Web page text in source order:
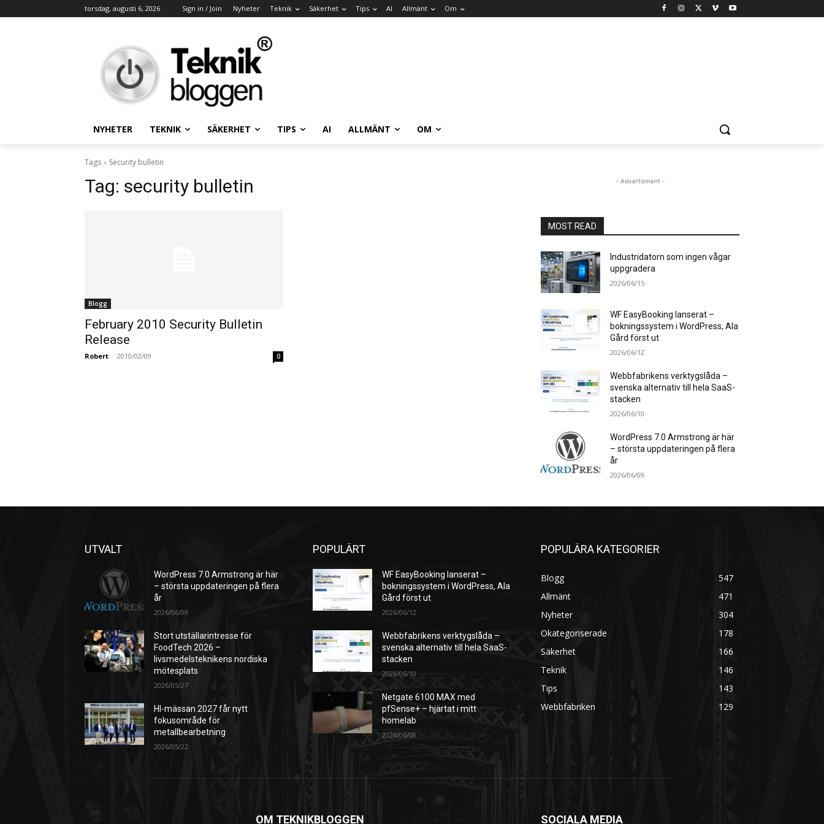
torsdag, augusti 6, 2026 Sign in / Join Nyheter Teknik Säkerhet Tips AI Allmänt Om
NYHETER TEKNIK SÄKERHET TIPS AI ALLMÄNT OM
Tags Security bulletin
Tag: security bulletin
Blogg
February 2010 Security Bulletin
Release
Robert - 2010/02/09 0
- Advertisment -
MOST READ
Industridatorn som ingen vågar
uppgradera
2026/06/15
WF EasyBooking lanserat –
bokningssystem i WordPress, Ala
Gård först ut
2026/06/12
Webbfabrikens verktygslåda –
svenska alternativ till hela SaaS-
stacken
2026/06/10
WordPress 7.0 Armstrong är här
– största uppdateringen på flera
år
2026/06/09
UTVALT
WordPress 7.0 Armstrong är här
– största uppdateringen på flera
år
2026/06/09
Stort utställarintresse för
FoodTech 2026 –
livsmedelsteknikens nordiska
mötesplats
2026/05/27
HI-mässan 2027 får nytt
fokusområde för
metallbearbetning
2026/05/22
POPULÄRT
WF EasyBooking lanserat –
bokningssystem i WordPress, Ala
Gård först ut
2026/06/12
Webbfabrikens verktygslåda –
svenska alternativ till hela SaaS-
stacken
2026/06/10
Netgate 6100 MAX med
pfSense+ – hjärtat i mitt
homelab
2026/06/08
POPULÄRA KATEGORIER
Blogg
547
Allmänt
471
Nyheter
304
Okategoriserade
178
Säkerhet
166
Teknik
146
Tips
143
Webbfabriken
129
OM TEKNIKBLOGGEN SOCIALA MEDIA